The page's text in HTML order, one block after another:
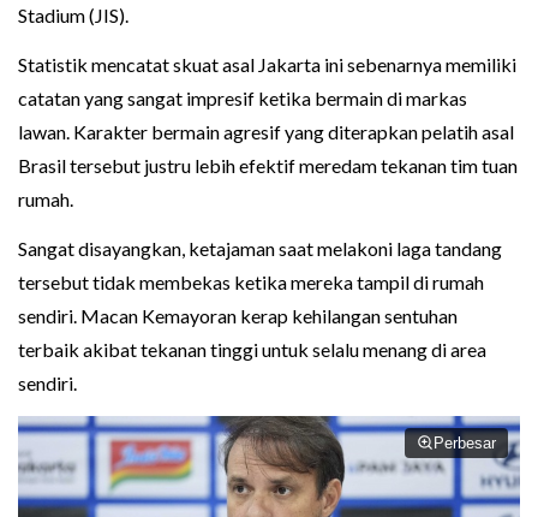
Stadium (JIS).
Statistik mencatat skuat asal Jakarta ini sebenarnya memiliki
catatan yang sangat impresif ketika bermain di markas
lawan. Karakter bermain agresif yang diterapkan pelatih asal
Brasil tersebut justru lebih efektif meredam tekanan tim tuan
rumah.
Sangat disayangkan, ketajaman saat melakoni laga tandang
tersebut tidak membekas ketika mereka tampil di rumah
sendiri. Macan Kemayoran kerap kehilangan sentuhan
terbaik akibat tekanan tinggi untuk selalu menang di area
sendiri.
Perbesar